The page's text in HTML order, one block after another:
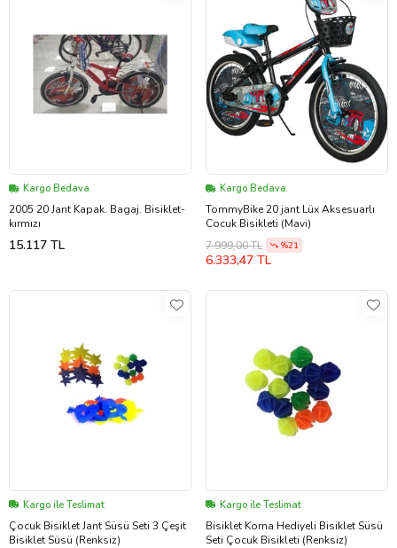
Kargo Bedava
2005 20 Jant Kapak. Bagaj. Bisiklet-
kırmızı
15.117 TL
Kargo Bedava
TommyBike 20 jant Lüx Aksesuarlı
Cocuk Bisikleti (Mavi)
7.999,00 TL
%21
6.333,47 TL
Kargo ile Teslimat
Çocuk Bisiklet Jant Süsü Seti 3 Çeşit
Bisiklet Süsü (Renksiz)
Kargo ile Teslimat
Bisiklet Korna Hediyeli Bisiklet Süsü
Seti Çocuk Bisikleti (Renksiz)